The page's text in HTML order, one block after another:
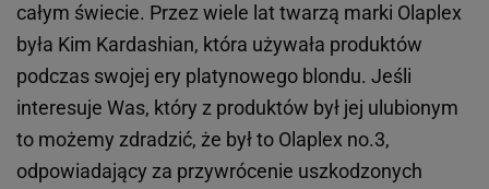
całym świecie. Przez wiele lat twarzą marki Olaplex
była Kim Kardashian, która używała produktów
podczas swojej ery platynowego blondu. Jeśli
interesuje Was, który z produktów był jej ulubionym
to możemy zdradzić, że był to Olaplex no.3,
odpowiadający za przywrócenie uszkodzonych